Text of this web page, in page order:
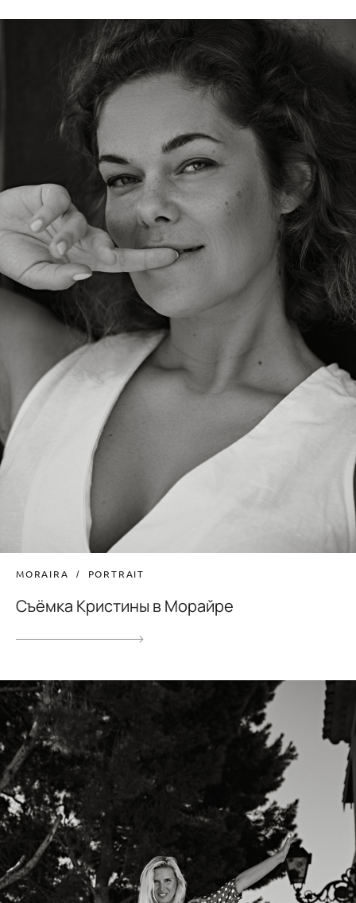
MORAIRA PORTRAIT
Съёмка Кристины в Морайре